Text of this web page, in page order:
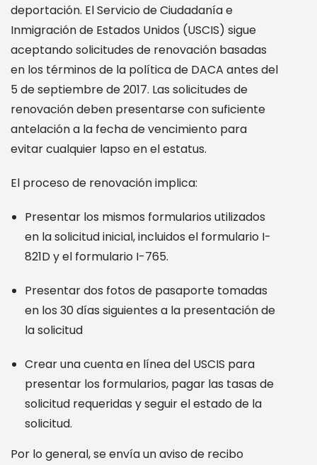
deportación. El Servicio de Ciudadanía e
Inmigración de Estados Unidos (USCIS) sigue
aceptando solicitudes de renovación basadas
en los términos de la política de DACA antes del
5 de septiembre de 2017. Las solicitudes de
renovación deben presentarse con suficiente
antelación a la fecha de vencimiento para
evitar cualquier lapso en el estatus.
El proceso de renovación implica:
Presentar los mismos formularios utilizados
en la solicitud inicial, incluidos el formulario I-
821D y el formulario I-765.
Presentar dos fotos de pasaporte tomadas
en los 30 días siguientes a la presentación de
la solicitud
Crear una cuenta en línea del USCIS para
presentar los formularios, pagar las tasas de
solicitud requeridas y seguir el estado de la
solicitud.
Por lo general, se envía un aviso de recibo